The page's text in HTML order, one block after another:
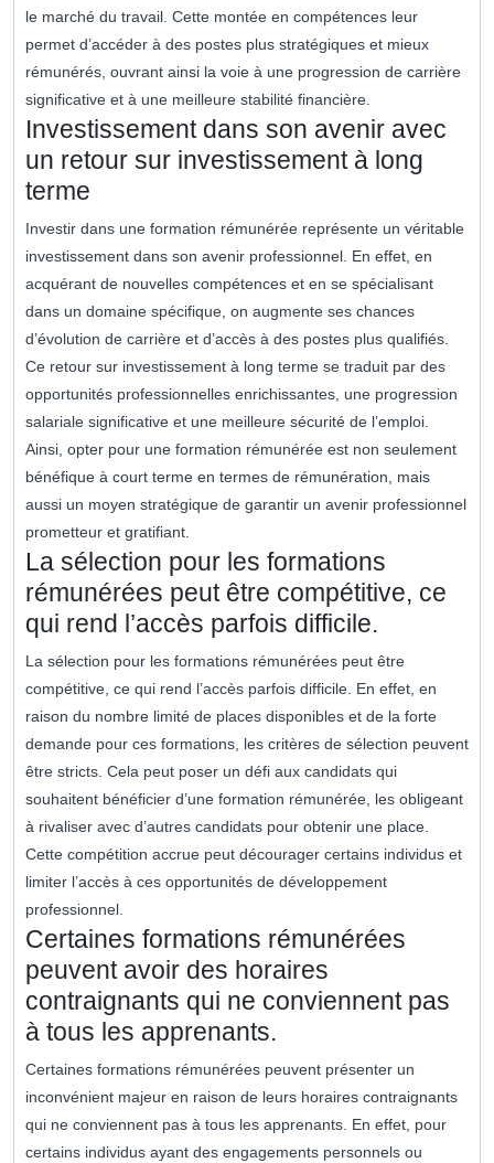
le marché du travail. Cette montée en compétences leur
permet d’accéder à des postes plus stratégiques et mieux
rémunérés, ouvrant ainsi la voie à une progression de carrière
significative et à une meilleure stabilité financière.
Investissement dans son avenir avec
un retour sur investissement à long
terme
Investir dans une formation rémunérée représente un véritable
investissement dans son avenir professionnel. En effet, en
acquérant de nouvelles compétences et en se spécialisant
dans un domaine spécifique, on augmente ses chances
d’évolution de carrière et d’accès à des postes plus qualifiés.
Ce retour sur investissement à long terme se traduit par des
opportunités professionnelles enrichissantes, une progression
salariale significative et une meilleure sécurité de l’emploi.
Ainsi, opter pour une formation rémunérée est non seulement
bénéfique à court terme en termes de rémunération, mais
aussi un moyen stratégique de garantir un avenir professionnel
prometteur et gratifiant.
La sélection pour les formations
rémunérées peut être compétitive, ce
qui rend l’accès parfois difficile.
La sélection pour les formations rémunérées peut être
compétitive, ce qui rend l’accès parfois difficile. En effet, en
raison du nombre limité de places disponibles et de la forte
demande pour ces formations, les critères de sélection peuvent
être stricts. Cela peut poser un défi aux candidats qui
souhaitent bénéficier d’une formation rémunérée, les obligeant
à rivaliser avec d’autres candidats pour obtenir une place.
Cette compétition accrue peut décourager certains individus et
limiter l’accès à ces opportunités de développement
professionnel.
Certaines formations rémunérées
peuvent avoir des horaires
contraignants qui ne conviennent pas
à tous les apprenants.
Certaines formations rémunérées peuvent présenter un
inconvénient majeur en raison de leurs horaires contraignants
qui ne conviennent pas à tous les apprenants. En effet, pour
certains individus ayant des engagements personnels ou